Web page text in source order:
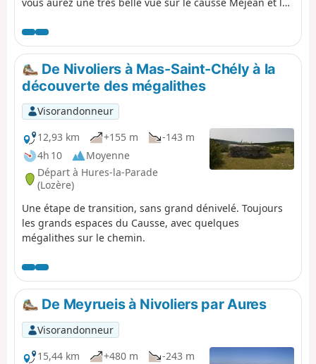
vous pourrez apercevoir le viaduc de Millau.
De Nivoliers à Mas-Saint-Chély à la
découverte des mégalithes
Visorandonneur
12,93 km
+155 m
-143 m
4h 10
Moyenne
Départ à Hures-la-Parade
(Lozère)
Une étape de transition, sans grand dénivelé. Toujours
les grands espaces du Causse, avec quelques
mégalithes sur le chemin.
De Meyrueis à Nivoliers par Aures
Visorandonneur
15,44 km
+480 m
-243 m